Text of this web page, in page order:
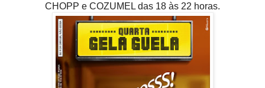
CHOPP e COZUMEL das 18 às 22 horas.